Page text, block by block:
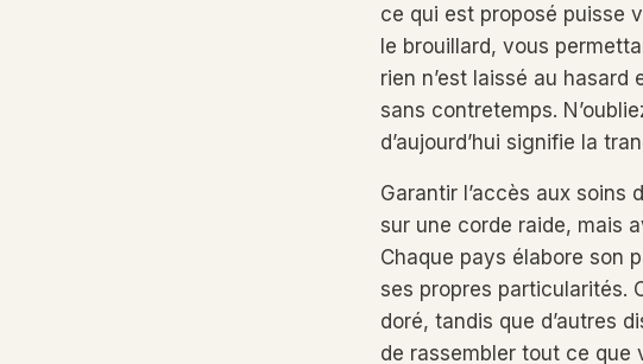
ce qui est proposé puisse
le brouillard, vous
rien n’est laissé au
sans contretemps.
d’aujourd’hui signifie la
Garantir l’accès aux
sur une corde raide, mais
Chaque pays élabore son
ses propres particularités.
doré, tandis que d’autres
de rassembler tout ce que